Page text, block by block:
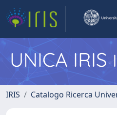
UNICA IRIS
IRIS Catalogo Ricerca